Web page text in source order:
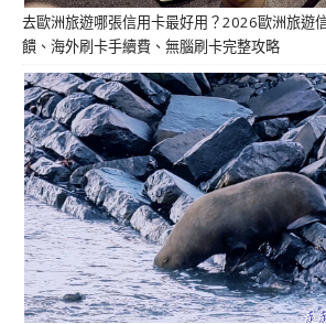
去歐洲旅遊哪張信用卡最好用？2026歐洲旅遊
饋、海外刷卡手續費、無腦刷卡完整攻略